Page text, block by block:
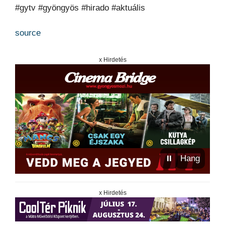
#gytv #gyöngyös #hirado #aktuális
source
x Hirdetés
⏸ Hang
x Hirdetés